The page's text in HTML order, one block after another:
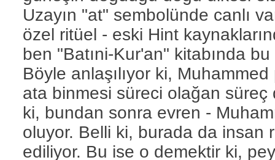
Uzayın "at" sembolünde canlı
özel ritüel - eski Hint
ben "Batıni-Kur'an" kitabında
Böyle anlaşılıyor ki,
ata binmesi süreci olağan süreç
ki, bundan sonra evren -
oluyor. Belli ki, burada da insan
ediliyor. Bu ise o demektir ki,